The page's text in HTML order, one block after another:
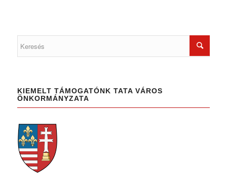
KIEMELT TÁMOGATÓNK TATA VÁROS
ÖNKORMÁNYZATA